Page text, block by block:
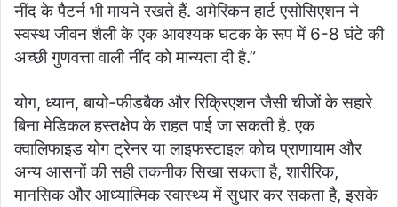
नींद के पैटर्न भी मायने रखते हैं. अमेरिकन हार्ट एसोसिएशन ने
स्वस्थ जीवन शैली के एक आवश्यक घटक के रूप में 6-8 घंटे की
अच्छी गुणवत्ता वाली नींद को मान्यता दी है.”
योग, ध्यान, बायो-फीडबैक और रिक्रिएशन जैसी चीजों के सहारे
बिना मेडिकल हस्तक्षेप के राहत पाई जा सकती है. एक
क्वालिफाइड योग ट्रेनर या लाइफस्टाइल कोच प्राणायाम और
अन्य आसनों की सही तकनीक सिखा सकता है, शारीरिक,
मानसिक और आध्यात्मिक स्वास्थ्य में सुधार कर सकता है, इसके